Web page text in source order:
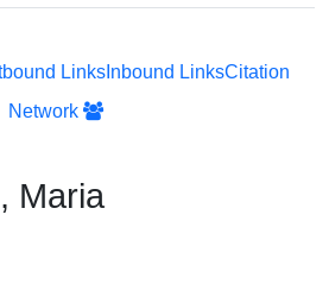
LinksInbound LinksCitation
Network
Maria